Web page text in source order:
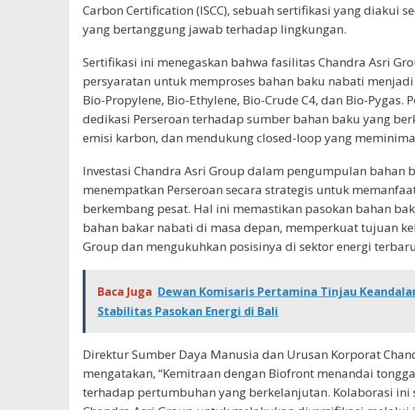
Carbon Certification (ISCC), sebuah sertifikasi yang diakui
yang bertanggung jawab terhadap lingkungan.
Sertifikasi ini menegaskan bahwa fasilitas Chandra Asri
persyaratan untuk memproses bahan baku nabati
Bio-Propylene, Bio-Ethylene, Bio-Crude C4, dan Bio-Pygas.
dedikasi Perseroan terhadap sumber bahan baku yang
emisi karbon, dan mendukung closed-loop yang
Investasi Chandra Asri Group dalam pengumpulan bahan
menempatkan Perseroan secara strategis untuk
berkembang pesat. Hal ini memastikan pasokan bahan
bahan bakar nabati di masa depan, memperkuat tujuan
Group dan mengukuhkan posisinya di sektor energi
Baca Juga Dewan Komisaris Pertamina Tinjau
Stabilitas Pasokan Energi di Bali
Direktur Sumber Daya Manusia dan Urusan Korporat
mengatakan, “Kemitraan dengan Biofront menandai
terhadap pertumbuhan yang berkelanjutan. Kolaborasi ini